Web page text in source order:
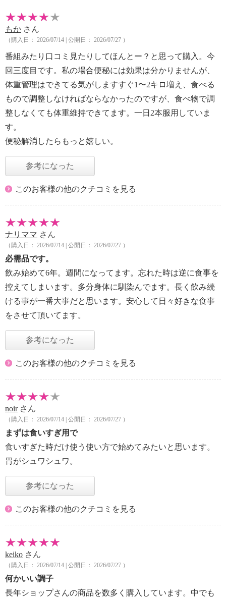
もか さん
（購入日： 2026/07/14 | 公開日： 2026/07/27 ）
番組みたり口コミ見たりしてほんとー？と思って購入。今
回三度目です。私の場合便秘には効果は分かりませんが、
体重管理はできてる気がしますすぐ1〜2キロ増え、食べる
もので調整しなければならなかったのですが、食べ物で調
整しなくても体重維持できてます。一日2本服用していま
す。
便秘解消したらもっと嬉しい。
参考になった
このお客様の他のクチコミを見る
ナリママ さん
（購入日： 2026/07/14 | 公開日： 2026/07/27 ）
必需品です。
飲み始めて6年。週間になってます。忘れた時は逆に食事を
控えてしまいます。多分身体に馴染んでます。長く飲み続
ける事が一番大事だと思います。安心して日々好きな食事
をさせて頂いてます。
参考になった
このお客様の他のクチコミを見る
noirさん
（購入日： 2026/07/14 | 公開日： 2026/07/27 ）
まずは食いすぎ用で
食いすぎた時だけ使う使い方で始めてみたいと思います。
胃がシュワシュワ。
参考になった
このお客様の他のクチコミを見る
keiko さん
（購入日： 2026/07/14 | 公開日： 2026/07/27 ）
何かいい調子
長年ショップさんの商品を数多く購入しています。中でも